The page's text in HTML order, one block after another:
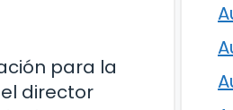
para la
director